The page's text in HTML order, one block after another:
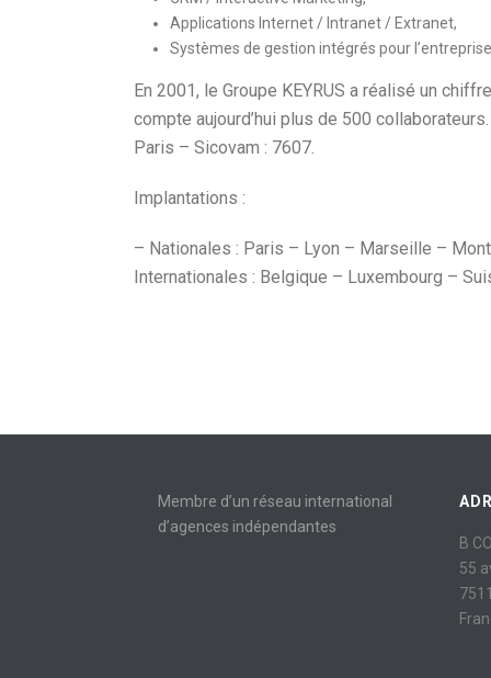
Applications Internet / Intranet / Extranet,
Systèmes de gestion intégrés pour l’entreprise.
En 2001, le Groupe KEYRUS a réalisé un
compte aujourd’hui plus de 500
Paris – Sicovam : 7607.
Implantations :
– Nationales : Paris – Lyon – Marseille –
Internationales : Belgique – Luxembourg –
Membre d’un réseau international
d’agences indépendantes
B
55